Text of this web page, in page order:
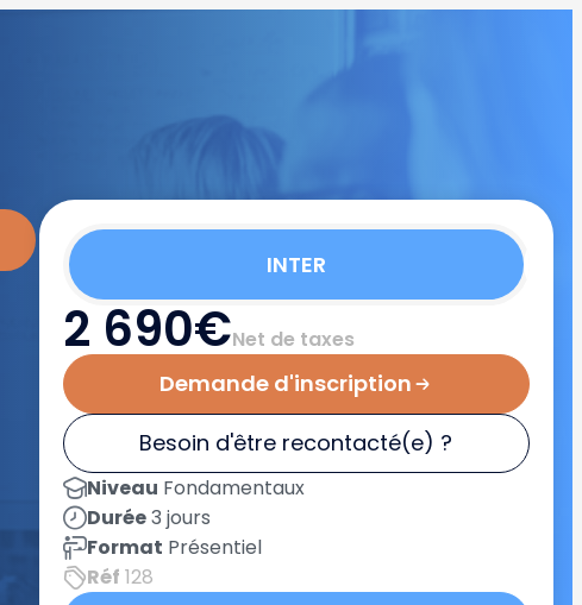
INTER
2 690€Net de taxes
Demande d'inscription
Besoin d'être recontacté(e) ?
Niveau Fondamentaux
Durée3 jours
Format Présentiel
Réf 128